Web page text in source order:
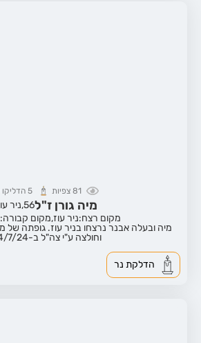
81 צפיות 5 הדליקו
מיה גורן ז"ל56, ניר
מקום רצח:ניר עוז,מקום קבורה:
מיה ובעלה אבנר נרצחו בניר עוז. גופתה
וחולצה ע"י צה"ל ב-24/7/24
הדלקת נר